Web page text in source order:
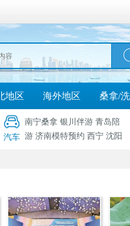
地区 海外地区 桑拿/
汽车
南宁桑拿 银川伴游 青岛陪
游 济南模特预约 西宁 沈阳